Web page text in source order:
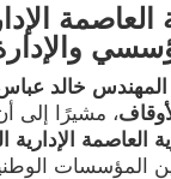
المهندس خالد
، مشيرًا إلى
العاصمة الإدارية
المؤسسات